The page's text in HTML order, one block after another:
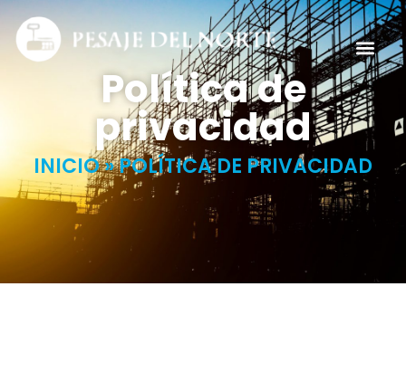
Política de
privacidad
INICIO»POLÍTICA DE PRIVACIDAD